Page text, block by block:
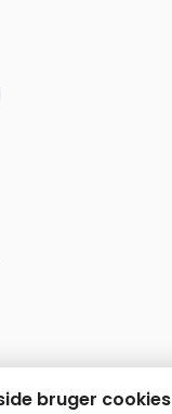
bruger cookies